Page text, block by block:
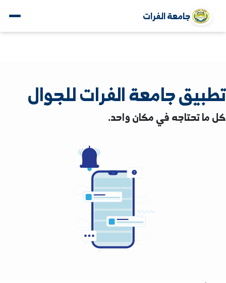
جامعة الفرات
جامعة الفرات للجوال
في مكان واحد.